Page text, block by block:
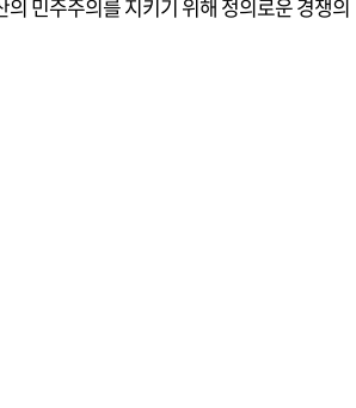
민주주의를 지키기 위해 정의로운 경쟁의